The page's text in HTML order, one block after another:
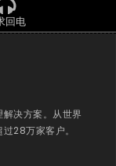
回电
决方案。从世界
28万家客户。